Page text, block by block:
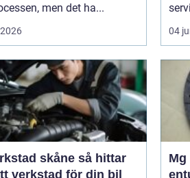
men det ha...
04
skåne så hittar
verkstad för din bil